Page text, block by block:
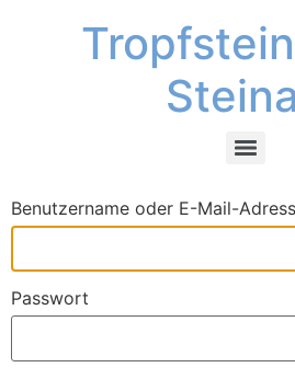
Benutzername oder E-Mail-
Passwort